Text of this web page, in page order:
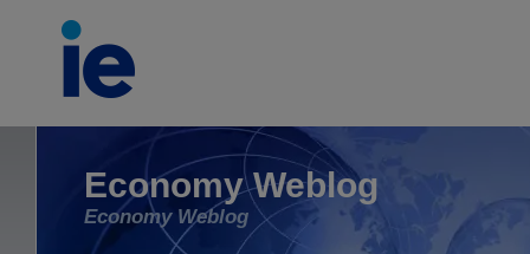
Economy Weblog
Economy Weblog